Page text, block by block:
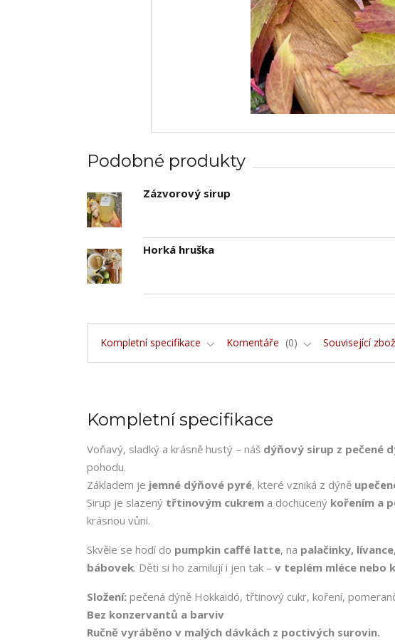
Podobné produkty
Zázvorový sirup
Horká hruška
Kompletní specifikace Komentáře 0 Související
Kompletní specifikace
Voňavý, sladký a krásně hustý – náš dýňový sirup z pečené
pohodu.
Základem je jemné dýňové pyré, které vzniká z dýně
Sirup je slazený třtinovým cukrem a dochucený kořením a
krásnou vůni.
Skvěle se hodí do pumpkin caffé latte, na palačinky,
bábovek. Děti si ho zamilují i jen tak – v teplém mléce nebo
Složení: pečená dýně Hokkaidó, třtinový cukr, koření,
Bez konzervantů a barviv
Ručně vyráběno v malých dávkách z poctivých surovin.